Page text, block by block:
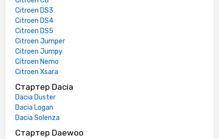
Citroen DS3
Citroen DS4
Citroen DS5
Citroen Jumper
Citroen Jumpy
Citroen Nemo
Citroen Xsara
Стартер Dacia
Dacia Duster
Dacia Logan
Dacia Solenza
Стартер Daewoo